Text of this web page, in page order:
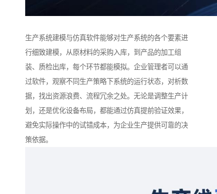
生产系统建模与仿真软件能够对生产系统的各个要素进
行细致建模，从原材料的采购入库，到产品的加工组
装、质检出库，每个环节都能模拟。企业管理者可以通
过软件，观察不同生产策略下系统的运行状态，对析数
据，找出资源浪费、流程冗余之处。无论是调整生产计
划，还是优化设备布局，都能通过仿真提前验证效果，
避免实际操作中的试错成本，为企业生产提供可靠的决
策依据。